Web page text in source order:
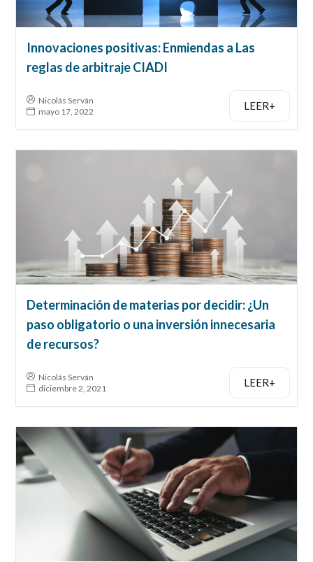
Innovaciones positivas: Enmiendas a Las
reglas de arbitraje CIADI
Nicolás Serván
mayo 17, 2022
LEER+
Determinación de materias por decidir: ¿Un
paso obligatorio o una inversión innecesaria
de recursos?
Nicolás Serván
diciembre 2, 2021
LEER+